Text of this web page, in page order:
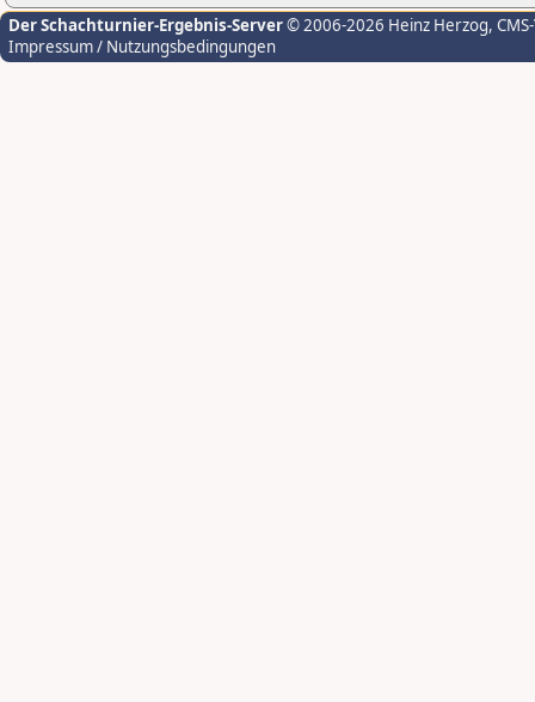
Der Schachturnier-Ergebnis-Server© 2006-2026 Heinz Herzog,
Impressum / Nutzungsbedingungen